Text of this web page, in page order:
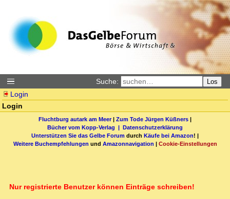
Suche: Los
Login
Login
Fluchtburg autark am Meer| Zum Tode Jürgen Küßners |
Bücher vom Kopp-Verlag | Datenschutzerklärung
Unterstützen Sie das Gelbe Forum durch Käufe bei Amazon! |
Weitere Buchempfehlungen und Amazonnavigation | Cookie-Einstellungen
Nur registrierte Benutzer können Einträge schreiben!